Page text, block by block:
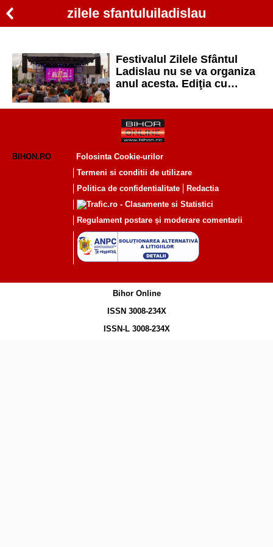
zilele sfantuluiladislau
Festivalul Zilele Sfântul
Ladislau nu se va organiza
anul acesta. Ediţia cu
anul viitor
BIHON.RO
Folosinta Cookie-urilor
Termeni si conditii de utilizare
Politica de confidentialitate
Redactia
Regulament postare și moderare comentarii
Bihor Online
ISSN 3008-234X
ISSN-L 3008-234X